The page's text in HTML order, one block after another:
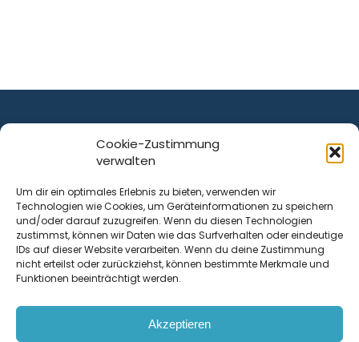
Cookie-Zustimmung
verwalten
Um dir ein optimales Erlebnis zu bieten, verwenden wir
Technologien wie Cookies, um Geräteinformationen zu speichern
und/oder darauf zuzugreifen. Wenn du diesen Technologien
zustimmst, können wir Daten wie das Surfverhalten oder eindeutige
IDs auf dieser Website verarbeiten. Wenn du deine Zustimmung
nicht erteilst oder zurückziehst, können bestimmte Merkmale und
Funktionen beeinträchtigt werden.
Akzeptieren
ist ein Service von
Krenn Real GmbH
Tischlerstraße 12
4050Traun| Österreich
Kontakt